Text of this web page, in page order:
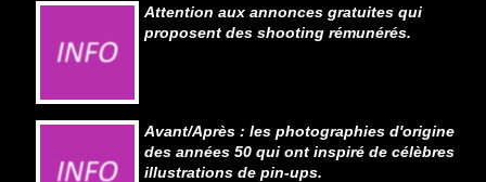
Attention aux annonces gratuites qui
proposent des shooting rémunérés.
Avant/Après : les photographies d'origine
des années 50 qui ont inspiré de célèbres
illustrations de pin-ups.